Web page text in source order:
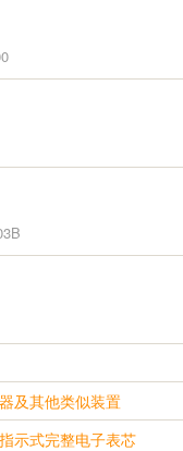
及其他类似装置
示式完整电子表芯